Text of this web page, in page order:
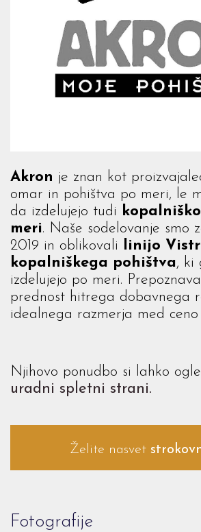
Akron je znan kot
omar in pohištva po meri, le
da izdelujejo tudi
meri. Naše sodelovanje smo
2019 in oblikovali linijo
kopalniškega pohištva, ki
izdelujejo po meri.
prednost hitrega dobavnega
idealnega razmerja med
Njihovo ponudbo si lahko
uradni spletni strani.
Želite nasvet
Fotografije